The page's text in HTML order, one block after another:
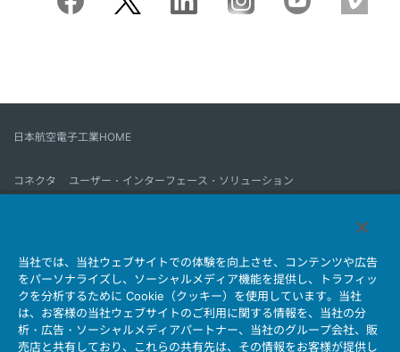
日本航空電子工業HOME
コネクタ
ユーザー・インターフェース・ソリューション
会社情報 サステナビリティ IR情報 採用情報
会社情報新着一覧
製品情報新着一覧
サイトマップ お問い合わせ
当社では、当社ウェブサイトでの体験を向上させ、コンテンツや広告
をパーソナライズし、ソーシャルメディア機能を提供し、トラフィッ
クを分析するために Cookie（クッキー）を使用しています。当社
は、お客様の当社ウェブサイトのご利用に関する情報を、当社の分
析・広告・ソーシャルメディアパートナー、当社のグループ会社、販
売店と共有しており、これらの共有先は、その情報をお客様が提供し